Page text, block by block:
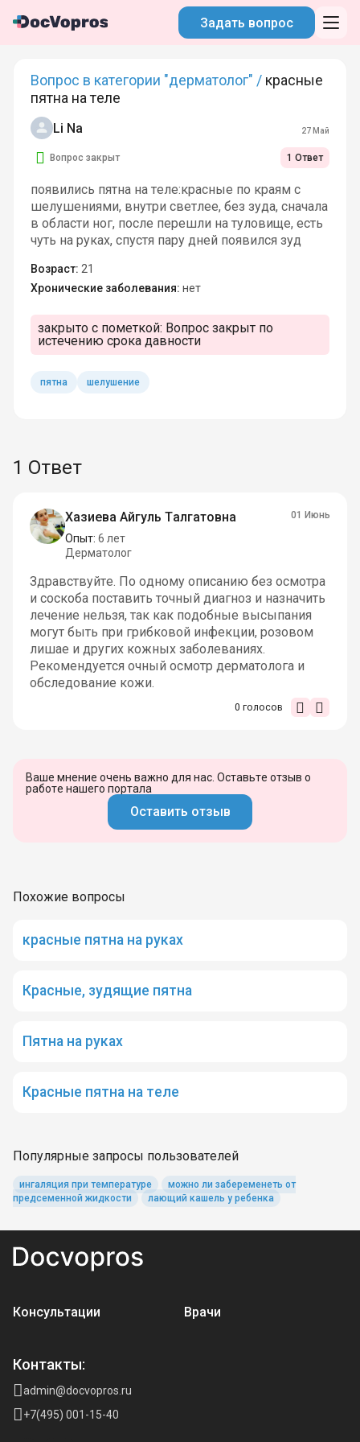
Задать вопрос
Вопрос в категории "дерматолог" / красные
пятна на теле
Li Na 27 Май
Вопрос закрыт 1 Ответ
появились пятна на теле:красные по краям с
шелушениями, внутри светлее, без зуда, сначала
в области ног, после перешли на туловище, есть
чуть на руках, спустя пару дней появился зуд
Возраст: 21
Хронические заболевания: нет
закрыто с пометкой: Вопрос закрыт по
истечению срока давности
пятна шелушение
1 Ответ
Хазиева Айгуль Талгатовна
Опыт: 6 лет
Дерматолог
01 Июнь
Здравствуйте. По одному описанию без осмотра
и соскоба поставить точный диагноз и назначить
лечение нельзя, так как подобные высыпания
могут быть при грибковой инфекции, розовом
лишае и других кожных заболеваниях.
Рекомендуется очный осмотр дерматолога и
обследование кожи.
0 голосов
Ваше мнение очень важно для нас. Оставьте отзыв о
работе нашего портала
Оставить отзыв
Похожие вопросы
красные пятна на руках
Красные, зудящие пятна
Пятна на руках
Красные пятна на теле
Популярные запросы пользователей
ингаляция при температуре
можно ли забеременеть от
предсеменной жидкости
лающий кашель у ребенка
Консультации Врачи
Контакты:
admin@docvopros.ru
+7(495) 001-15-40